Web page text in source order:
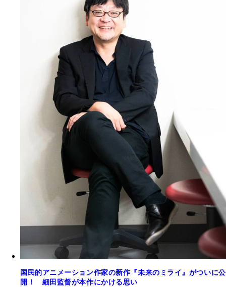
国民的アニメーション作家の新作『未来のミライ』がついに公
開！ 細田監督が本作にかける思い